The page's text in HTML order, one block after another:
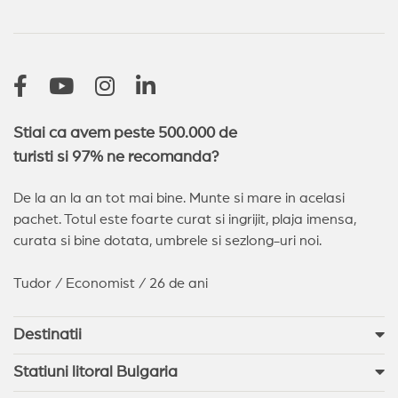
Stiai ca avem peste 500.000 de
turisti si 97% ne recomanda?
De la an la an tot mai bine. Munte si mare in acelasi
pachet. Totul este foarte curat si ingrijit, plaja imensa,
curata si bine dotata, umbrele si sezlong-uri noi.
Tudor / Economist / 26 de ani
Destinatii
Statiuni litoral Bulgaria